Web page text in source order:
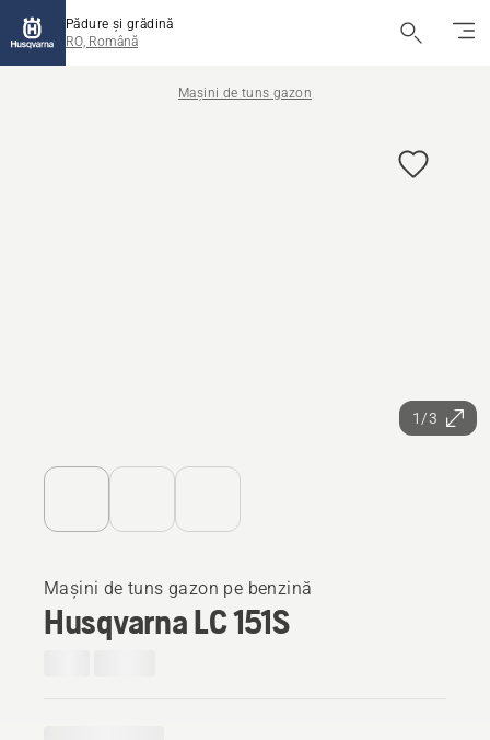
Pădure și grădină
RO, Română
Mașini de tuns gazon
1/3
Mașini de tuns gazon pe benzină
Husqvarna LC 151S